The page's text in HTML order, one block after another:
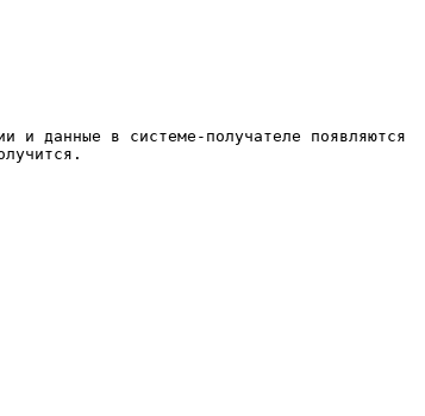
данные в системе-получателе появляются